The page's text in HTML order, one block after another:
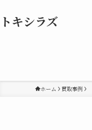
トキシラズ
ホーム 買取事例